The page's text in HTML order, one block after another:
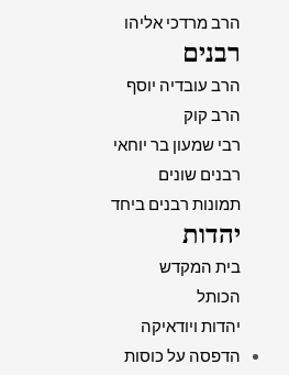
הרב מרדכי אליהו
רבנים
הרב עובדיה יוסף
הרב קוק
רבי שמעון בר יוחאי
רבנים שונים
תמונות רבנים ביחד
יהדות
בית המקדש
הכותל
יהדות ויודאיקה
הדפסה על כוסות